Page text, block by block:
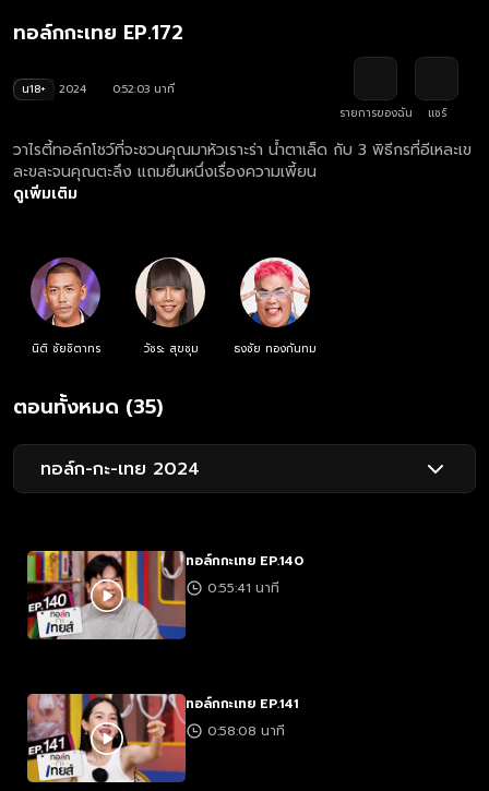
ทอล์กกะเทย EP.172
น18+ 2024
0:52:03 นาที
รายการของฉัน
แชร์
วาไรตี้ทอล์กโชว์ที่จะชวนคุณมาหัวเราะร่า น้ำตาเล็ด กับ 3 พิธีกรที่อีเหละเข
ละขละจนคุณตะลึง แถมยืนหนึ่งเรื่องความเพี้ยน
ดูเพิ่มเติม
นิติ ชัยชิตาทร วัชระ สุขชุม ธงชัย ทองกันทม
ตอนทั้งหมด (35)
ทอล์ก-กะ-เทย 2024
ทอล์กกะเทย EP.140
0:55:41 นาที
ทอล์กกะเทย EP.141
0:58:08 นาที